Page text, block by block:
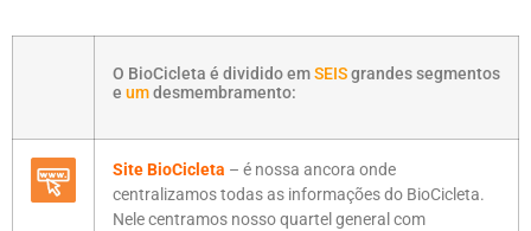
O BioCicleta é dividido emSEISgrandes segmentos
e umdesmembramento:
Site BioCicleta – é nossa ancora onde
centralizamos todas as informações do BioCicleta.
Nele centramos nosso quartel general com